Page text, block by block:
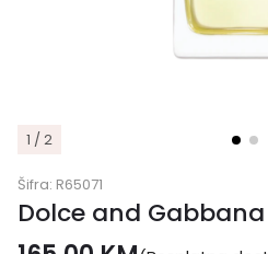
1 / 2
Šifra: R65071
Dolce and Gabbana